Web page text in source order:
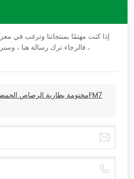
إذا كنت مهتمًا بمنتجاتنا وترغب في
، فالرجاء ترك رسالة هنا ،